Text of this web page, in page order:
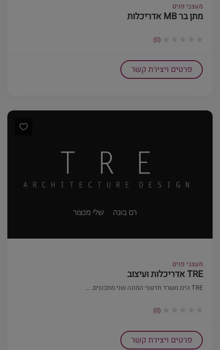
מעצבי פנים
מתן בר MB אדריכלות
(0)
פרטים ויצירת קשר
מעצבי פנים
TRE אדריכלות ועיצוב
TRE הינו משרד חדשני המונה שני מתכננים. ...
(0)
פרטים ויצירת קשר